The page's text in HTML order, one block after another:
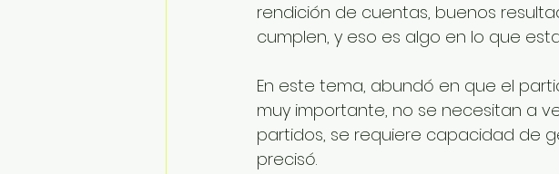
rendición de cuentas, buenos
cumplen, y eso es algo en lo que
En este tema, abundó en que el
muy importante, no se necesitan a
partidos, se requiere capacidad de
precisó.